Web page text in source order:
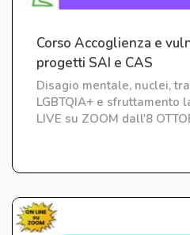
Corso Accoglienza e
progetti SAI e CAS
Disagio mentale, nuclei,
LGBTQIA+ e sfruttamento
LIVE su ZOOM dall'8